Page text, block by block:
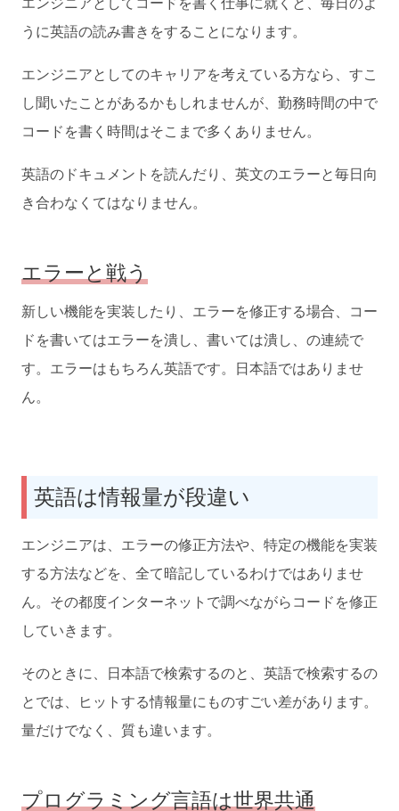
うに英語の読み書きをすることになります。
エンジニアとしてのキャリアを考えている方なら、すこ
し聞いたことがあるかもしれませんが、勤務時間の中で
コードを書く時間はそこまで多くありません。
英語のドキュメントを読んだり、英文のエラーと毎日向
き合わなくてはなりません。
エラーと戦う
新しい機能を実装したり、エラーを修正する場合、コー
ドを書いてはエラーを潰し、書いては潰し、の連続で
す。エラーはもちろん英語です。日本語ではありませ
ん。
英語は情報量が段違い
エンジニアは、エラーの修正方法や、特定の機能を実装
する方法などを、全て暗記しているわけではありませ
ん。その都度インターネットで調べながらコードを修正
していきます。
そのときに、日本語で検索するのと、英語で検索するの
とでは、ヒットする情報量にものすごい差があります。
量だけでなく、質も違います。
プログラミング言語は世界共通